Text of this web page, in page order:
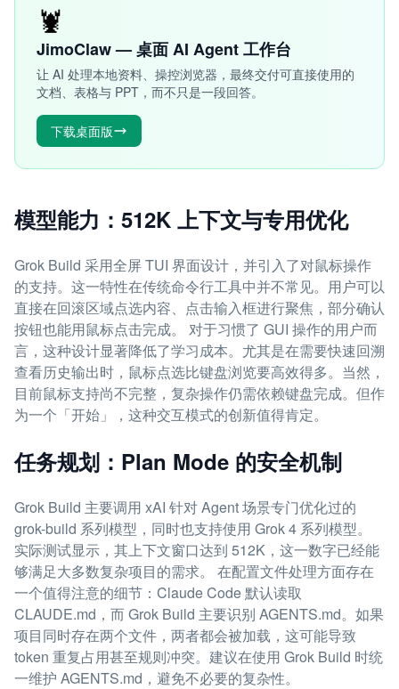
🦞
JimoClaw — 桌面 AI Agent 工作台
让 AI 处理本地资料、操控浏览器，最终交付可直接使用的
文档、表格与 PPT，而不只是一段回答。
下载桌面版
模型能力：512K 上下文与专用优化
Grok Build 采用全屏 TUI 界面设计，并引入了对鼠标操作
的支持。这一特性在传统命令行工具中并不常见。用户可以
直接在回滚区域点选内容、点击输入框进行聚焦，部分确认
按钮也能用鼠标点击完成。 对于习惯了 GUI 操作的用户而
言，这种设计显著降低了学习成本。尤其是在需要快速回溯
查看历史输出时，鼠标点选比键盘浏览要高效得多。当然，
目前鼠标支持尚不完整，复杂操作仍需依赖键盘完成。但作
为一个「开始」，这种交互模式的创新值得肯定。
任务规划：Plan Mode 的安全机制
Grok Build 主要调用 xAI 针对 Agent 场景专门优化过的
grok-build 系列模型，同时也支持使用 Grok 4 系列模型。
实际测试显示，其上下文窗口达到 512K，这一数字已经能
够满足大多数复杂项目的需求。 在配置文件处理方面存在
一个值得注意的细节：Claude Code 默认读取
CLAUDE.md，而 Grok Build 主要识别 AGENTS.md。如果
项目同时存在两个文件，两者都会被加载，这可能导致
token 重复占用甚至规则冲突。建议在使用 Grok Build 时统
一维护 AGENTS.md，避免不必要的复杂性。